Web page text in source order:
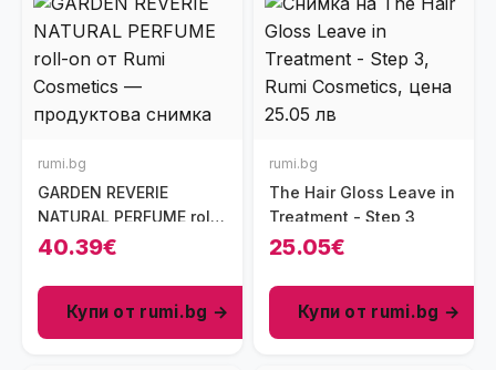
rumi.bg
GARDEN REVERIE
NATURAL PERFUME roll-
on
40.39€
Купи от rumi.bg →
rumi.bg
The Hair Gloss Leave in
Treatment - Step 3
25.05€
Купи от rumi.bg →